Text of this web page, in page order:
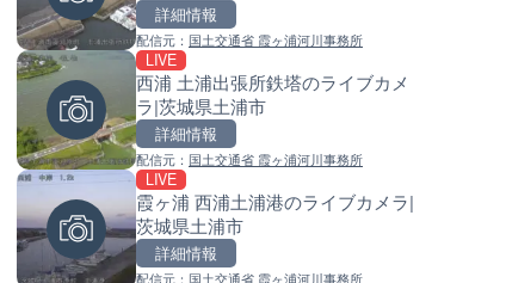
詳細情報
配信元： 国土交通省 霞ヶ浦河川事務所
LIVE
西浦 土浦出張所鉄塔のライブカメ
ラ|茨城県土浦市
詳細情報
配信元： 国土交通省 霞ヶ浦河川事務所
LIVE
霞ヶ浦 西浦土浦港のライブカメラ|
茨城県土浦市
詳細情報
配信元： 国土交通省 霞ヶ浦河川事務所
配信元：和泊町
徳之島町亀津のライブカメラ|
島県徳之島町
配信元：Tokki Works
羽田空港第2旅客ターミナルか
配信元：日本テレビ
配信元：日高町役場
比井川水門付近から比井崎海
イブカメラ|和歌山県日高町
配信元：日高町役場
小浦川水門付近から小浦海水
配信元：日高町役場